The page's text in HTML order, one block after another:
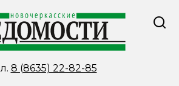
8 (8635) 22-82-85